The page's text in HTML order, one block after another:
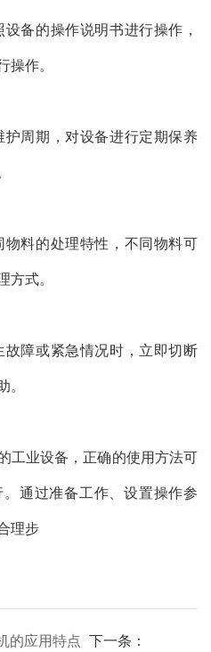
备的操作说明书进行操作，
作。
周期，对设备进行定期保养
料的处理特性，不同物料可
式。
障或紧急情况时，立即切断
工业设备，正确的使用方法可
通过准备工作、设置操作参
理步
的应用特点 下一条：